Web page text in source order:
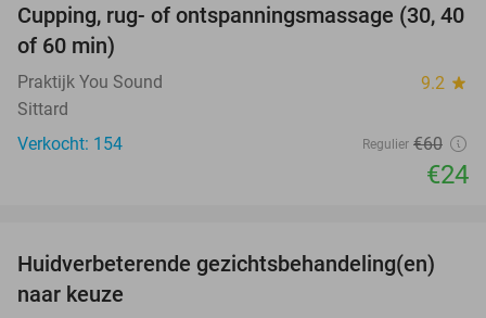
60%
Cupping, rug- of ontspanningsmassage (30, 40
of 60 min)
Praktijk You Sound 9.2 star
Sittard
Verkocht: 154
Regulier €60
€24
50%
Huidverbeterende gezichtsbehandeling(en)
naar keuze